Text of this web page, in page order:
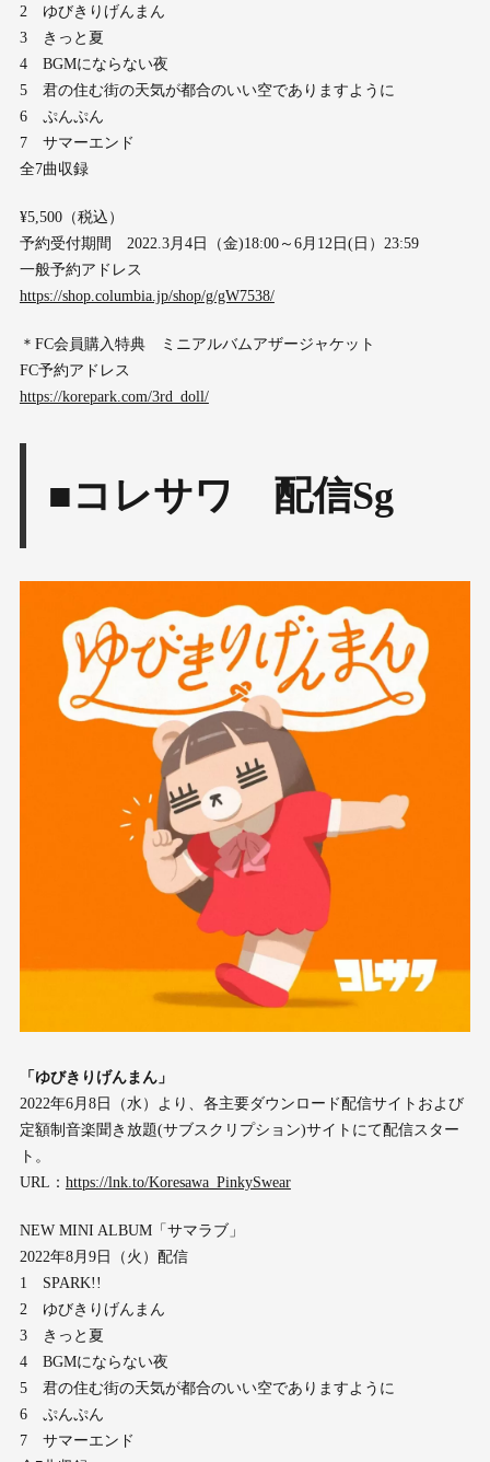
2 ゆびきりげんまん
3 きっと夏
4 BGMにならない夜
5 君の住む街の天気が都合のいい空でありますように
6 ぷんぷん
7 サマーエンド
全7曲収録
¥5,500（税込）
予約受付期間 2022.3月4日（金)18:00～6月12日(日）23:59
一般予約アドレス
https://shop.columbia.jp/shop/g/gW7538/
＊FC会員購入特典 ミニアルバムアザージャケット
FC予約アドレス
https://korepark.com/3rd_doll/
■コレサワ 配信Sg
「ゆびきりげんまん」
2022年6月8日（水）より、各主要ダウンロード配信サイトおよび
定額制音楽聞き放題(サブスクリプション)サイトにて配信スター
ト。
URL： https://lnk.to/Koresawa_PinkySwear
NEW MINI ALBUM「サマラブ」
2022年8月9日（火）配信
1 SPARK!!
2 ゆびきりげんまん
3 きっと夏
4 BGMにならない夜
5 君の住む街の天気が都合のいい空でありますように
6 ぷんぷん
7 サマーエンド